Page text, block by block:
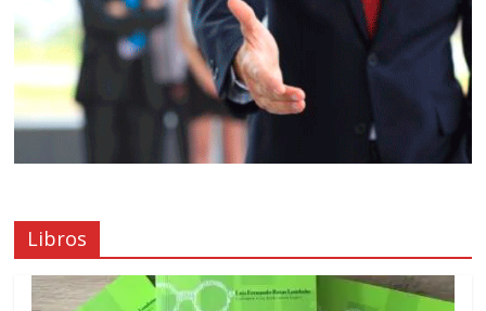
Libros